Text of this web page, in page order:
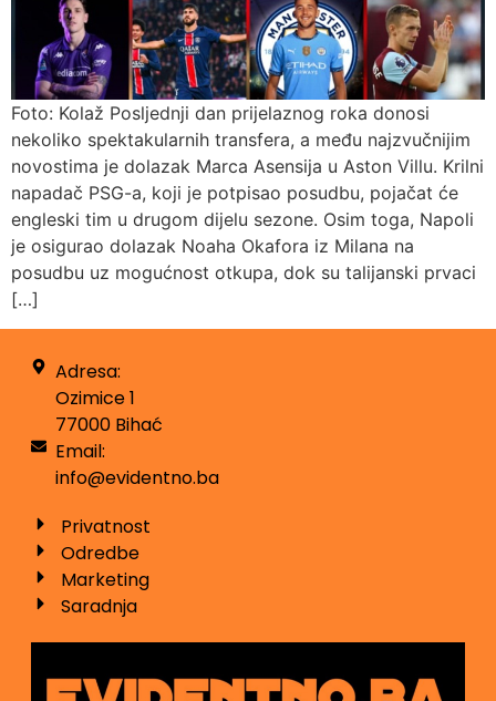
Foto: Kolaž Posljednji dan prijelaznog roka donosi
nekoliko spektakularnih transfera, a među najzvučnijim
novostima je dolazak Marca Asensija u Aston Villu. Krilni
napadač PSG-a, koji je potpisao posudbu, pojačat će
engleski tim u drugom dijelu sezone. Osim toga, Napoli
je osigurao dolazak Noaha Okafora iz Milana na
posudbu uz mogućnost otkupa, dok su talijanski prvaci
[…]
Adresa:
Ozimice 1
77000 Bihać
Email:
info@evidentno.ba
Privatnost
Odredbe
Marketing
Saradnja